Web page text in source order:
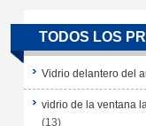
TODOS LOS
Vidrio delantero del
vidrio de la ventana
(13)